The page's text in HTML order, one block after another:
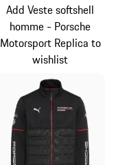
Add Veste softshell
homme - Porsche
Motorsport Replica to
wishlist